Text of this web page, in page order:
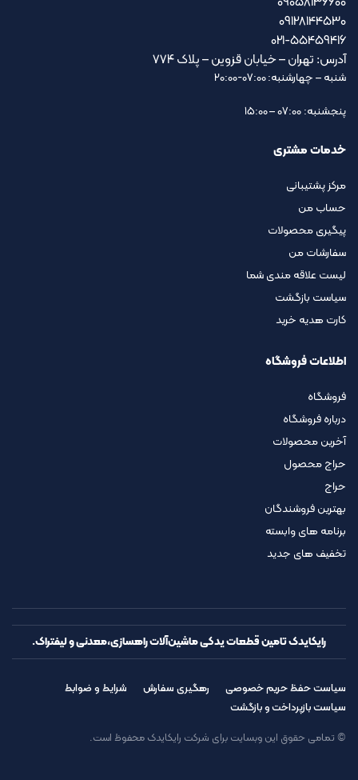
09128144530
021-55459416
آدرس: تهران – خیابان قزوین – پلاک ۷۷۴
شنبه – چهارشنبه: 07:00-20:00
پنجشنبه: 07:00 – 15:00
خدمات مشتری
مرکز پشتیبانی
حساب من
پیگیری محصولات
سفارشات من
لیست علاقه مندی شما
سیاست بازگشت
کارت هدیه خرید
اطلاعات فروشگاه
فروشگاه
درباره فروشگاه
آخرین محصولات
حراج محصول
حراج
بهترین فروشندگان
برنامه های وابسته
تخفیف های جدید
رایکایدک تامین قطعات یدکی ماشین‌آلات راهسازی،معدنی و لیفتراک.
سیاست حفظ حریم خصوصی رهگیری سفارش
شرایط و ضوابط
سیاست بازپرداخت و بازگشت
© تمامی حقوق این وبسایت برای شرکت رایکایدک محفوظ است.